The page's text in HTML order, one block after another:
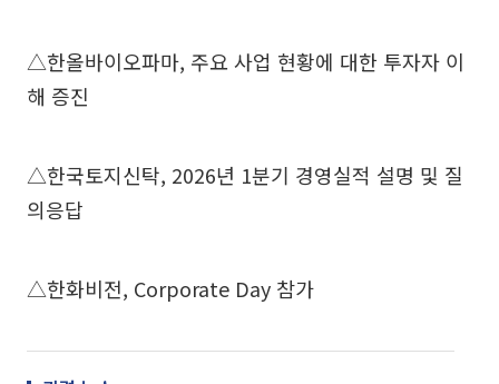
△한올바이오파마, 주요 사업 현황에 대한 투자자 이
해 증진
△한국토지신탁, 2026년 1분기 경영실적 설명 및 질
의응답
△한화비전, Corporate Day 참가